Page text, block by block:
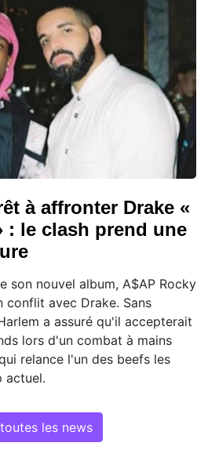
à affronter Drake «
: le clash prend une
son nouvel album, A$AP Rocky
conflit avec Drake. Sans
a assuré qu'il accepterait
lors d'un combat à mains
relance l'un des beefs les
actuel.
les news